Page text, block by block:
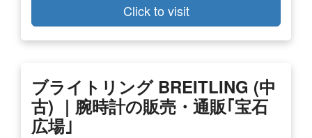
Click to visit
ブライトリング BREITLING (中
古) ｜腕時計の販売・通販｢宝石
広場｣